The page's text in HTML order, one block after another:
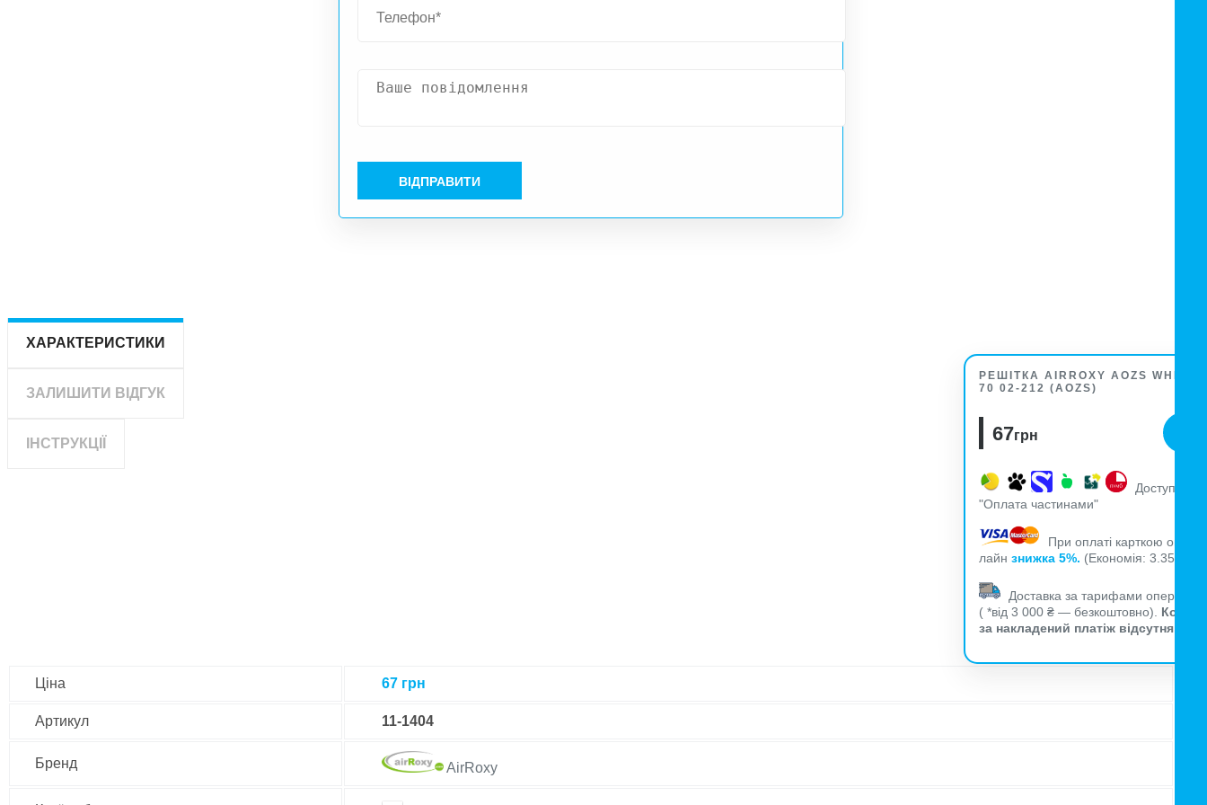
ВІДПРАВИТИ
РЕШІТКА AIRROXY AOZS WHITE
70 02-212 (AOZS)
67грн
Доступна
"Оплата частинами"
При оплаті карткою он-
лайн знижка 5%. (Економія: 3.35
Доставка за тарифами
( *від 3 000 ₴ — безкоштовно). Комісія
за накладений платіж відсутня!
ХАРАКТЕРИСТИКИ
ЗАЛИШИТИ ВІДГУК
ІНСТРУКЦІЇ
Ціна 67 грн
Артикул 11-1404
Бренд AirRoxy